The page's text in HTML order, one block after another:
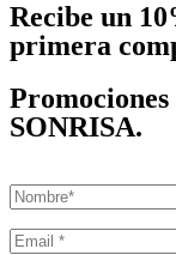
Recibe un
primera
SONRISA.